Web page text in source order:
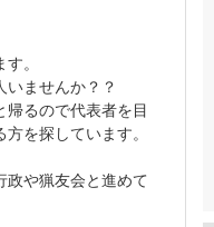
。
ませんか？？
帰るので代表者を目
を探しています。
政や猟友会と進めて